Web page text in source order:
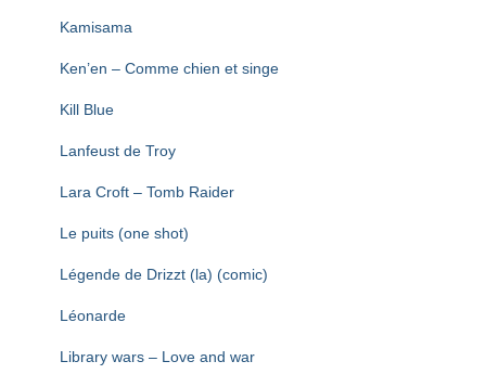
Kamisama
Ken’en – Comme chien et singe
Kill Blue
Lanfeust de Troy
Lara Croft – Tomb Raider
Le puits (one shot)
Légende de Drizzt (la) (comic)
Léonarde
Library wars – Love and war